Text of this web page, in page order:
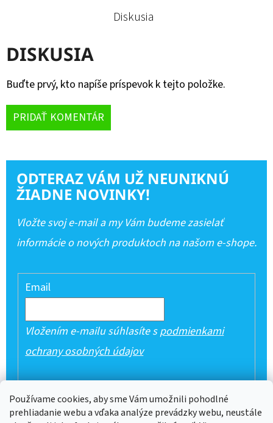
Používame cookies, aby sme Vám umožnili pohodlné
prehliadanie webu a vďaka analýze prevádzky webu, neustále
Diskusia
DISKUSIA
Buďte prvý, kto napíše príspevok k tejto položke.
PRIDAŤ KOMENTÁR
ODTERAZ VÁM UŽ NEUNIKNÚ
ŽIADNE NOVINKY!
Vložte svoj e-mail a my Vám budeme zasielať
informácie o nových produktoch na našom e-shope.
Email
Vložením e-mailu súhlasíte spodmienkami
ochrany osobných údajov
PRIHLÁSIŤ SA